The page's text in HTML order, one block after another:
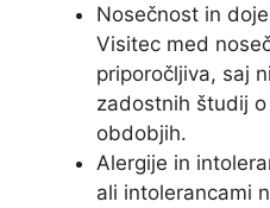
Nosečnost in
Visitec med
priporočljiva, saj
zadostnih študij
obdobjih.
Alergije in
ali intolerancami